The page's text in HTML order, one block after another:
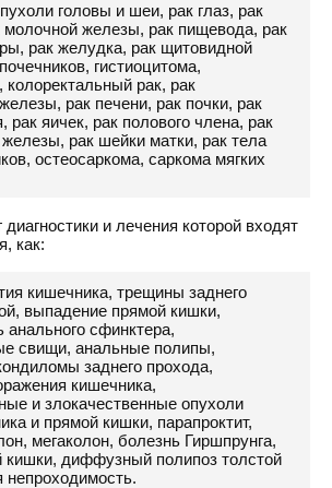
головы и шеи, рак глаз, рак
молочной железы, рак пищевода, рак
рак желудка, рак щитовидной
гистиоцитома,
колоректальный рак, рак
рак печени, рак почки, рак
рак яичек, рак полового члена, рак
рак шейки матки, рак тела
остеосаркома, саркома мягких
диагностики и лечения которой входят
как:
кишечника, трещины заднего
выпадение прямой кишки,
анального сфинктера,
свищи, анальные полипы,
заднего прохода,
кишечника,
и злокачественные опухоли
и прямой кишки, парапроктит,
мегаколон, болезнь Гиршпрунга,
кишки, диффузный полипоз толстой
непроходимость.